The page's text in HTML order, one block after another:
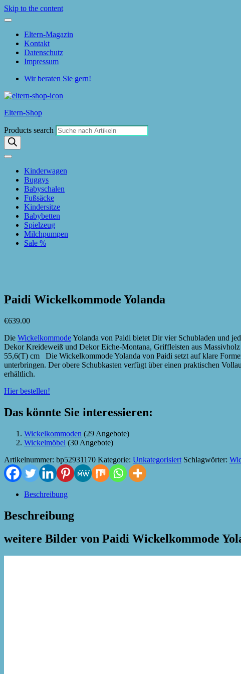
Skip to the content
Eltern-Magazin
Kontakt
Datenschutz
Impressum
Wir beraten Sie gern!
Eltern-Shop
Products search
Kinderwagen
Buggys
Babyschalen
Fußsäcke
Kindersitze
Babybetten
Spielzeug
Milchpumpen
Sale %
Paidi Wickelkommode Yolanda
€639.00
Die WickelkommodeYolanda von Paidi bietet Dir vier Schubladen und
Dekor Kreideweiß und Dekor Eiche-Montana, Griffleisten aus
55,6(T) cm Die Wickelkommode Yolanda von Paidi setzt auf klare
unterbringen. Der obere Schubkasten verfügt über einen praktischen
erhältlich.
Hier bestellen!
Das könnte Sie interessieren:
Wickelkommoden (29 Angebote)
Wickelmöbel (30 Angebote)
Artikelnummer: bp52931170 Kategorie: Unkategorisiert Schlagwörter:
Beschreibung
Beschreibung
weitere Bilder von Paidi Wickelkommode